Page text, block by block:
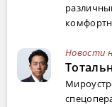
Новости